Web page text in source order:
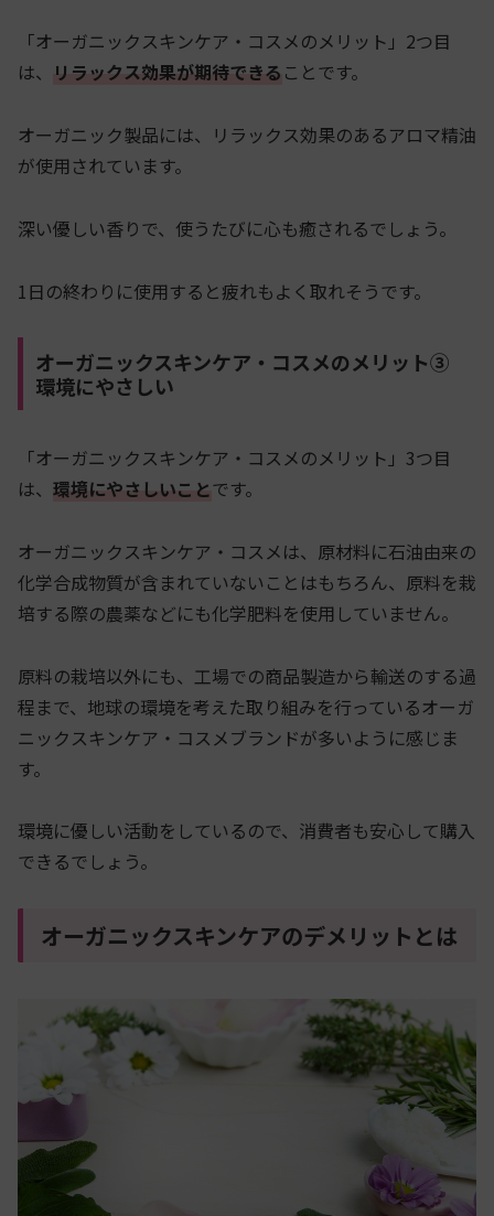
「オーガニックスキンケア・コスメのメリット」2つ目
は、 リラックス効果が期待できる ことです。
オーガニック製品には、リラックス効果のあるアロマ精油
が使用されています。
深い優しい香りで、使うたびに心も癒されるでしょう。
1日の終わりに使用すると疲れもよく取れそうです。
オーガニックスキンケア・コスメのメリット③
環境にやさしい
「オーガニックスキンケア・コスメのメリット」3つ目
は、 環境にやさしいことです。
オーガニックスキンケア・コスメは、原材料に石油由来の
化学合成物質が含まれていないことはもちろん、原料を栽
培する際の農薬などにも化学肥料を使用していません。
原料の栽培以外にも、工場での商品製造から輸送のする過
程まで、地球の環境を考えた取り組みを行っているオーガ
ニックスキンケア・コスメブランドが多いように感じま
す。
環境に優しい活動をしているので、消費者も安心して購入
できるでしょう。
オーガニックスキンケアのデメリットとは